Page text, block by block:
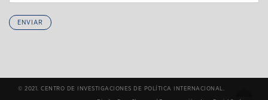
ENVIAR
© 2021. CENTRO DE INVESTIGACIONES DE POLÍTICA INTERNACIONAL.